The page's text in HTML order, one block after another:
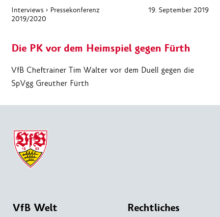
Interviews › Pressekonferenz
2019/2020
19. September 2019
Die PK vor dem Heimspiel gegen Fürth
VfB Cheftrainer Tim Walter vor dem Duell gegen die
SpVgg Greuther Fürth
VfB Welt Rechtliches